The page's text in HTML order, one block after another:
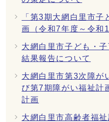
「第3期大網白里市
画（令和7年度～令和
大網白里市子ども・
結果報告について
大網白里市第3次障が
び第7期障がい福祉計
計画
大網白里市高齢者福